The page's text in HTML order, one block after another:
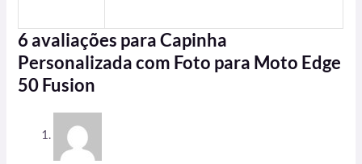
6 avaliações paraCapinha
Personalizada com Foto para Moto Edge
50 Fusion